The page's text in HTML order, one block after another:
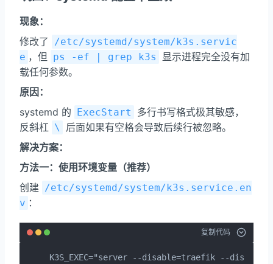
现象：
修改了
/etc/systemd/system/k3s.servic
e ，但 ps -ef | grep k3s
显示进程完全没有加
载任何参数。
原因：
systemd 的
ExecStart
多行书写格式极其敏感，
反斜杠 \
后面如果有空格会导致后续行被忽略。
解决方案：
方法一：使用环境变量（推荐）
创建 /etc/systemd/system/k3s.service.en
v ：
复制代码
K3S_EXEC="server --disable=traefik --